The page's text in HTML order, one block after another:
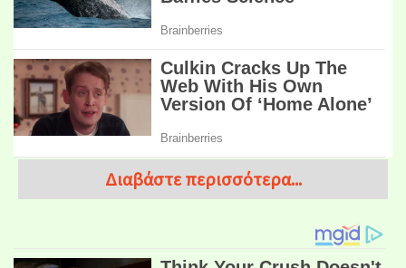
Διαβάστε περισσότερα...